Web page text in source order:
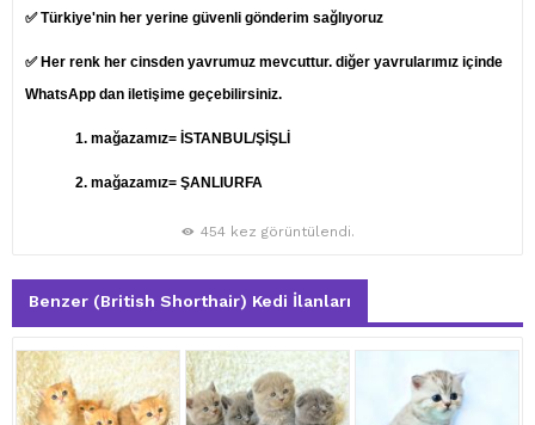
✅ Türkiye'nin her yerine güvenli gönderim sağlıyoruz
✅ Her renk her cinsden yavrumuz mevcuttur. diğer yavrularımız içinde
WhatsApp dan iletişime geçebilirsiniz.
1. mağazamız= İSTANBUL/ŞİŞLİ
2. mağazamız= ŞANLIURFA
454 kez görüntülendi.
Benzer (British Shorthair) Kedi İlanları